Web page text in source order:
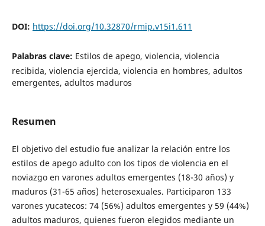
DOI: https://doi.org/10.32870/rmip.v15i1.611
Palabras clave: Estilos de apego, violencia, violencia
recibida, violencia ejercida, violencia en hombres, adultos
emergentes, adultos maduros
Resumen
El objetivo del estudio fue analizar la relación entre los
estilos de apego adulto con los tipos de violencia en el
noviazgo en varones adultos emergentes (18-30 años) y
maduros (31-65 años) heterosexuales. Participaron 133
varones yucatecos: 74 (56%) adultos emergentes y 59 (44%)
adultos maduros, quienes fueron elegidos mediante un